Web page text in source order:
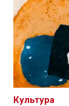
Культура